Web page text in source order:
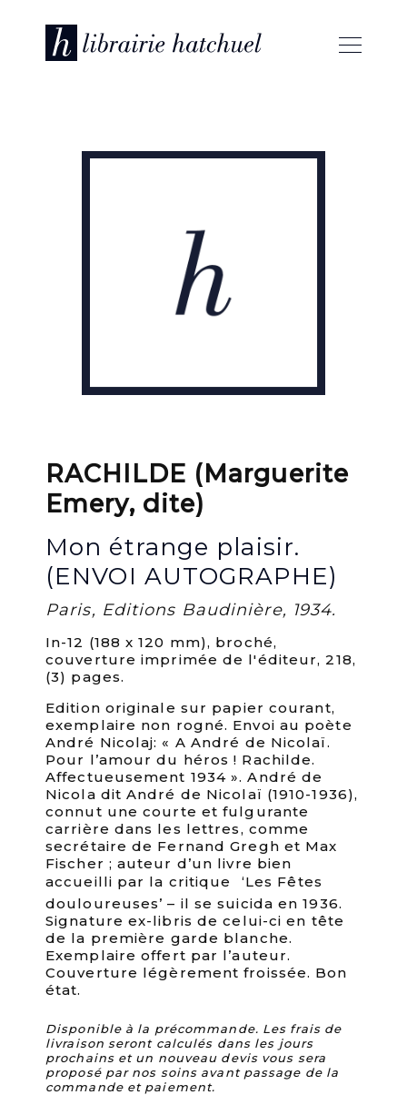
RACHILDE (Marguerite
Emery, dite)
Mon étrange plaisir.
(ENVOI AUTOGRAPHE)
Paris, Editions Baudinière, 1934.
In-12 (188 x 120 mm), broché,
couverture imprimée de l'éditeur, 218,
(3) pages.
Edition originale sur papier courant,
exemplaire non rogné. Envoi au poète
André Nicolaj: « A André de Nicolaï.
Pour l’amour du héros ! Rachilde.
Affectueusement 1934 ». André de
Nicola dit André de Nicolaï (1910-1936),
connut une courte et fulgurante
carrière dans les lettres, comme
secrétaire de Fernand Gregh et Max
Fischer ; auteur d’un livre bien
accueilli par la critique  ‘Les Fêtes
douloureuses’ – il se suicida en 1936.
Signature ex-libris de celui-ci en tête
de la première garde blanche.
Exemplaire offert par l’auteur.
Couverture légèrement froissée. Bon
état.
Disponible à la précommande. Les frais de
livraison seront calculés dans les jours
prochains et un nouveau devis vous sera
proposé par nos soins avant passage de la
commande et paiement.